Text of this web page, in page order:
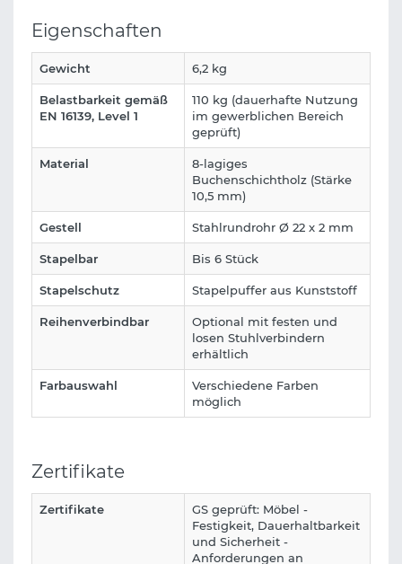
Eigenschaften
Gewicht 6,2 kg
Belastbarkeit gemäß
EN 16139, Level 1
110 kg (dauerhafte Nutzung
im gewerblichen Bereich
geprüft)
Material
8-lagiges
Buchenschichtholz (Stärke
10,5 mm)
Gestell Stahlrundrohr Ø 22 x 2 mm
Stapelbar Bis 6 Stück
Stapelschutz Stapelpuffer aus Kunststoff
Reihenverbindbar
Optional mit festen und
losen Stuhlverbindern
erhältlich
Farbauswahl
Verschiedene Farben
möglich
Zertifikate
Zertifikate
GS geprüft: Möbel -
Festigkeit, Dauerhaltbarkeit
und Sicherheit -
Anforderungen an